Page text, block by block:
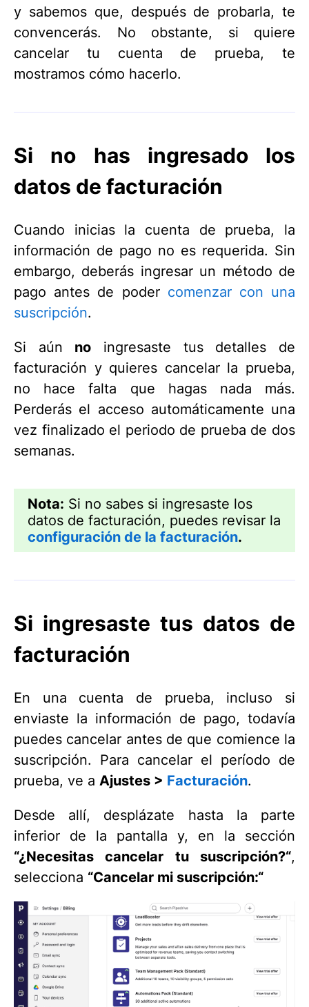
y sabemos que, después de probarla, te
convencerás. No obstante, si quiere
cancelar tu cuenta de prueba, te
mostramos cómo hacerlo.
Si no has ingresado los
datos de facturación
Cuando inicias la cuenta de prueba, la
información de pago no es requerida. Sin
embargo, deberás ingresar un método de
pago antes de poder comenzar con una
suscripción.
Si aún no ingresaste tus detalles de
facturación y quieres cancelar la prueba,
no hace falta que hagas nada más.
Perderás el acceso automáticamente una
vez finalizado el periodo de prueba de dos
semanas.
Nota: Si no sabes si ingresaste los
datos de facturación, puedes revisar la
configuración de la facturación.
Si ingresaste tus datos de
facturación
En una cuenta de prueba, incluso si
enviaste la información de pago, todavía
puedes cancelar antes de que comience la
suscripción. Para cancelar el período de
prueba, ve a Ajustes > Facturación.
Desde allí, desplázate hasta la parte
inferior de la pantalla y, en la sección
“¿Necesitas cancelar tu suscripción?“,
selecciona “Cancelar mi suscripción:“